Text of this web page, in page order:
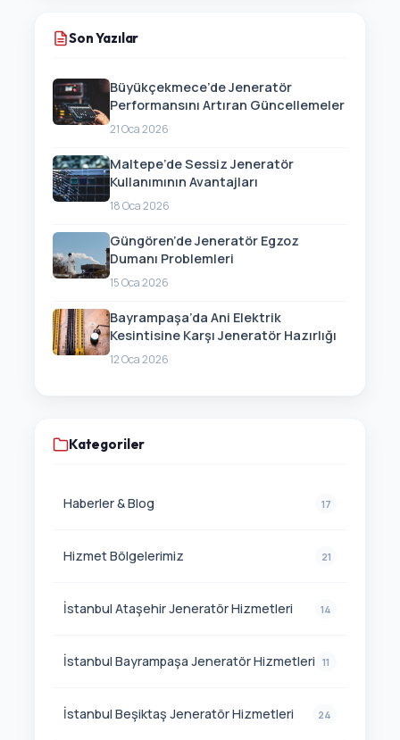
Son Yazılar
Büyükçekmece’de Jeneratör
Performansını Artıran Güncellemeler
21 Oca 2026
Maltepe’de Sessiz Jeneratör
Kullanımının Avantajları
18 Oca 2026
Güngören’de Jeneratör Egzoz
Dumanı Problemleri
15 Oca 2026
Bayrampaşa’da Ani Elektrik
Kesintisine Karşı Jeneratör Hazırlığı
12 Oca 2026
Kategoriler
Haberler & Blog 17
Hizmet Bölgelerimiz 21
İstanbul Ataşehir Jeneratör Hizmetleri 14
İstanbul Bayrampaşa Jeneratör Hizmetleri 11
İstanbul Beşiktaş Jeneratör Hizmetleri 24